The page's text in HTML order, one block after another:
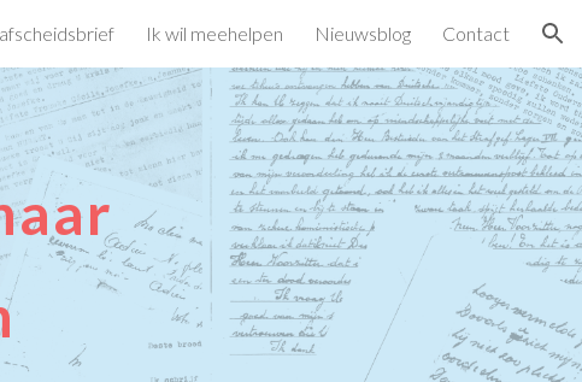
Ik wil meehelpen Nieuwsblog Contact